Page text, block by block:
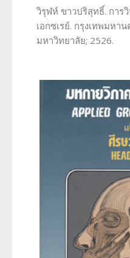
วิรุฬห์ ขาวปริสุทธิ์. การ
เอกซเรย์. กรุงเทพมห
มหาวิทยาลัย; 2526.